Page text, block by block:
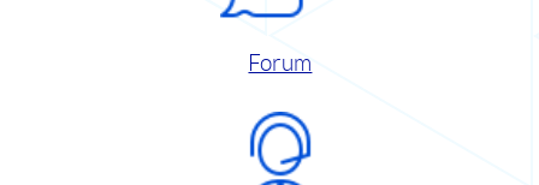
Forum